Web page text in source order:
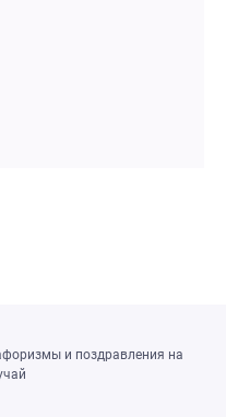
и поздравления на